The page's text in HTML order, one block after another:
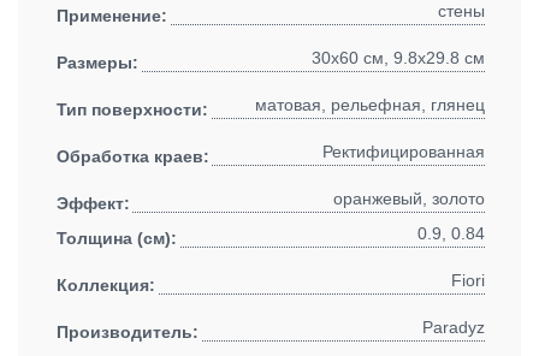
Применение: стены
Размеры: 30x60 см, 9.8x29.8 см
Тип поверхности: матовая, рельефная, глянец
Обработка краев: Ректифицированная
Эффект: оранжевый, золото
Толщина (см): 0.9, 0.84
Коллекция: Fiori
Производитель: Paradyz